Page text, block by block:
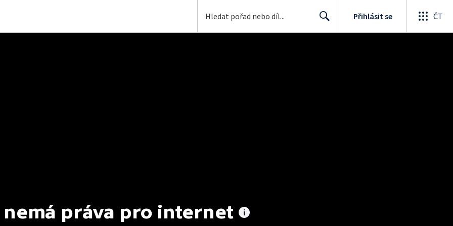
Přihlásit se ČT
nemá práva pro internet